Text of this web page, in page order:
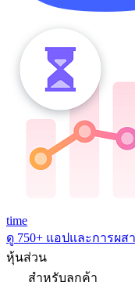
time
ดู 750+ แอปและการผส
หุ้นส่วน
สำหรับลูกค้า